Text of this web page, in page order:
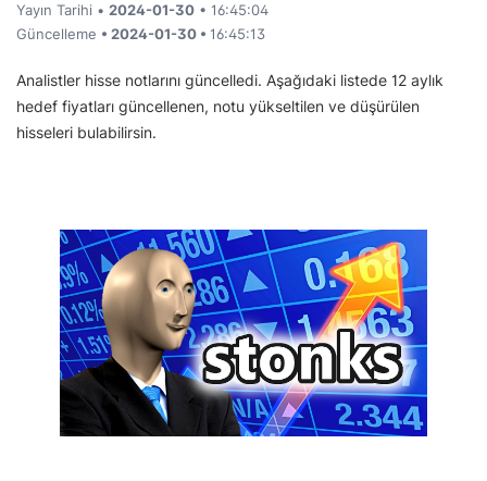
Yayın Tarihi • 2024-01-30 • 16:45:04
Güncelleme • 2024-01-30 • 16:45:13
Analistler hisse notlarını güncelledi. Aşağıdaki listede 12 aylık
hedef fiyatları güncellenen, notu yükseltilen ve düşürülen
hisseleri bulabilirsin.